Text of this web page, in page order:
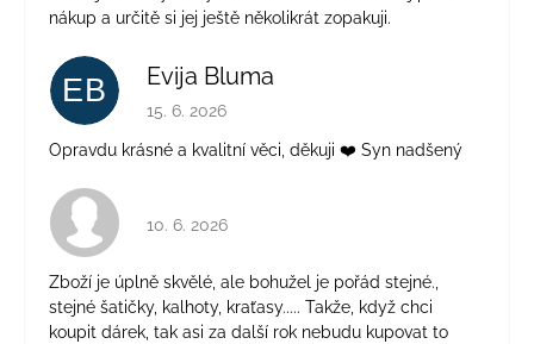
nákup a určitě si jej ještě několikrát zopakuji.
EB Evija Bluma
Hodnocení obchodu je 5 z 5 hvězdiček.
15. 6. 2026
Opravdu krásné a kvalitní věci, děkuji ❤️ Syn nadšený
Hodnocení obchodu je 4 z 5 hvězdiček.
10. 6. 2026
Zboží je úplně skvělé, ale bohužel je pořád stejné.,
stejné šatičky, kalhoty, kraťasy..... Takže, když chci
koupit dárek, tak asi za další rok nebudu kupovat to